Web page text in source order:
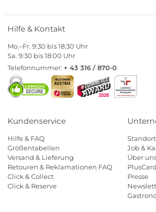
Hilfe & Kontakt
Mo.–Fr. 9:30 bis 18:30 Uhr
Sa. 9:30 bis 18:00 Uhr
Telefonnummer: + 43 316 / 870-0
Kundenservice
Hilfe & FAQ
Größentabellen
Versand & Lieferung
Retouren & Reklamationen FAQ
Click & Collect
Click & Reserve
Job &
Über
PlusCard
Presse